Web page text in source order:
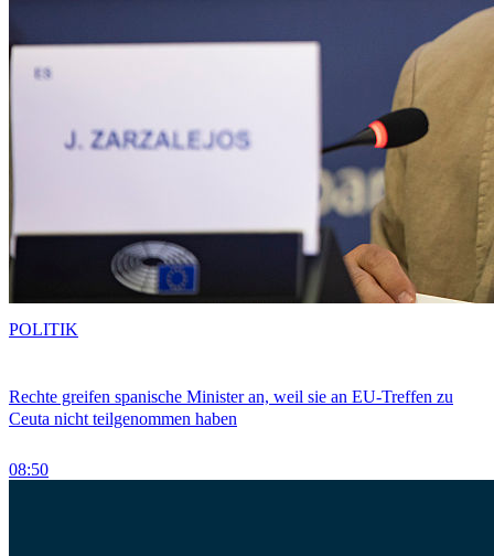
Rechte greifen spanische Minister an, weil sie an EU-Treffen zu
Ceuta nicht teilgenommen haben
08:50
POLITIK